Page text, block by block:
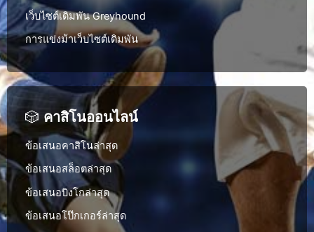
เว็บไซต์เดิมพัน Greyhound
การแข่งม้าเว็บไซต์เดิมพัน
🎲คาสิโนออนไลน์
ข้อเสนอคาสิโนล่าสุด
ข้อเสนอสล็อตล่าสุด
ข้อเสนอบิงโกล่าสุด
ข้อเสนอโป๊กเกอร์ล่าสุด